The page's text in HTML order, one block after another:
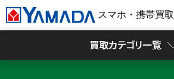
スマホ・携帯買